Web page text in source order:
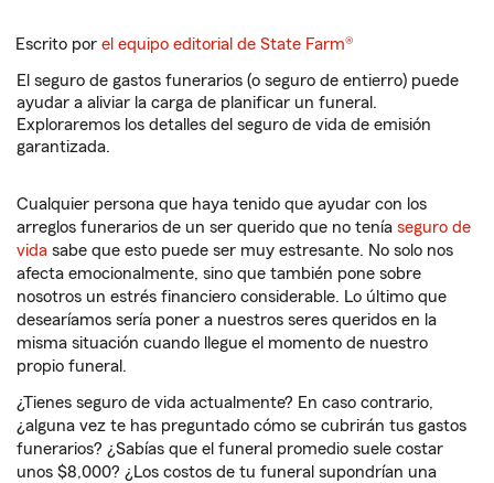
Escrito porel equipo editorial de State Farm®
El seguro de gastos funerarios (o seguro de entierro) puede
ayudar a aliviar la carga de planificar un funeral.
Exploraremos los detalles del seguro de vida de emisión
garantizada.
Cualquier persona que haya tenido que ayudar con los
arreglos funerarios de un ser querido que no tenía seguro de
vida sabe que esto puede ser muy estresante. No solo nos
afecta emocionalmente, sino que también pone sobre
nosotros un estrés financiero considerable. Lo último que
desearíamos sería poner a nuestros seres queridos en la
misma situación cuando llegue el momento de nuestro
propio funeral.
¿Tienes seguro de vida actualmente? En caso contrario,
¿alguna vez te has preguntado cómo se cubrirán tus gastos
funerarios? ¿Sabías que el funeral promedio suele costar
unos $8,000? ¿Los costos de tu funeral supondrían una